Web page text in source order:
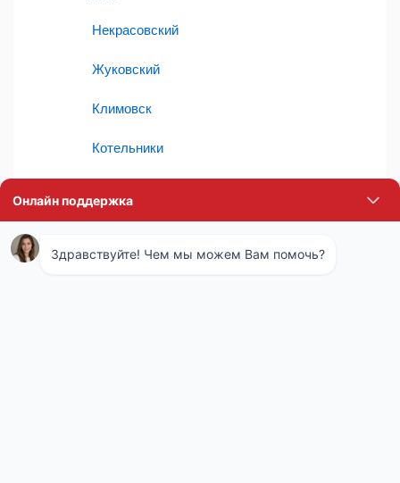
Некрасовский
Жуковский
Климовск
Котельники
Электроугли
Дзержинский